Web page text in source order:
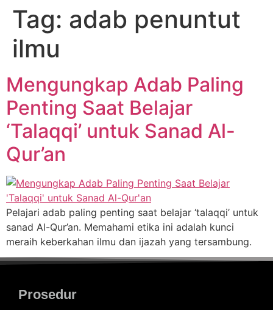
Tag: adab penuntut
ilmu
Mengungkap Adab Paling
Penting Saat Belajar
‘Talaqqi’ untuk Sanad Al-
Qur’an
Pelajari adab paling penting saat belajar ‘talaqqi’ untuk
sanad Al-Qur’an. Memahami etika ini adalah kunci
meraih keberkahan ilmu dan ijazah yang tersambung.
Prosedur